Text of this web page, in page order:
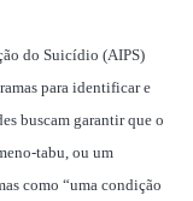
do Suicídio (AIPS)
para identificar e
buscam garantir que o
tabu, ou um
como “uma condição